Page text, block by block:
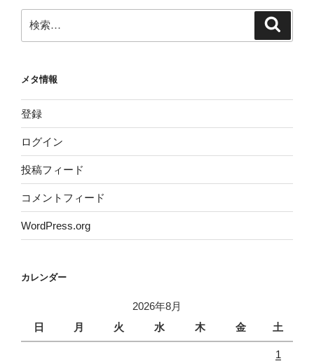
索:
メタ情報
登録
ログイン
投稿フィード
コメントフィード
WordPress.org
カレンダー
2026年8月
日
月 火 水 木 金 土
1